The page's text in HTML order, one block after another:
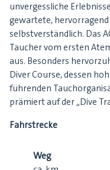
unvergessliche
gewartete,
selbstverständlich. Das
Taucher vom ersten
aus. Besonders
Diver Course, dessen
führenden
prämiert auf der „Dive
Fahrstrecke
Weg